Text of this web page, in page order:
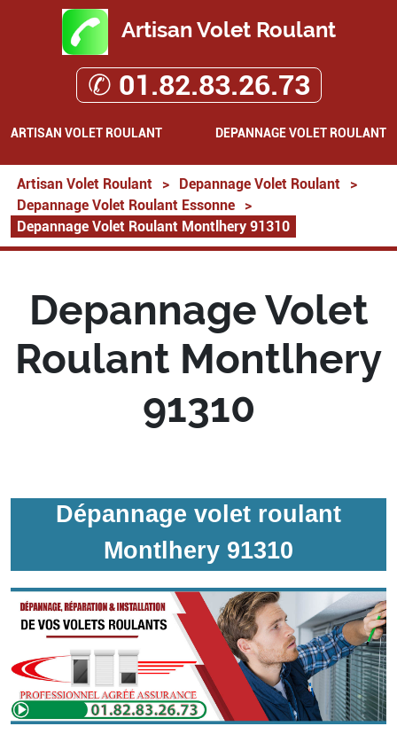
Artisan Volet Roulant
✆ 01.82.83.26.73
ARTISAN VOLET ROULANT DEPANNAGE VOLET ROULANT
Artisan Volet Roulant > Depannage Volet Roulant
>
Depannage Volet Roulant Essonne
>
Depannage Volet Roulant Montlhery 91310
Depannage Volet
Roulant Montlhery
91310
Dépannage volet roulant
Montlhery 91310